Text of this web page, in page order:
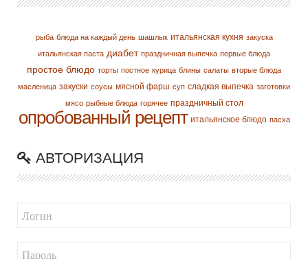
рыба блюда на каждый день шашлык итальянская кухня закуска
итальянская паста диабет праздничная выпечка первые блюда
простое блюдо торты постное курица блины салаты вторые блюда
масленица закуски соусы мясной фарш суп сладкая выпечка заготовки
мясо рыбные блюда горячее праздничный стол
опробованный рецепт итальянское блюдо пасха
АВТОРИЗАЦИЯ